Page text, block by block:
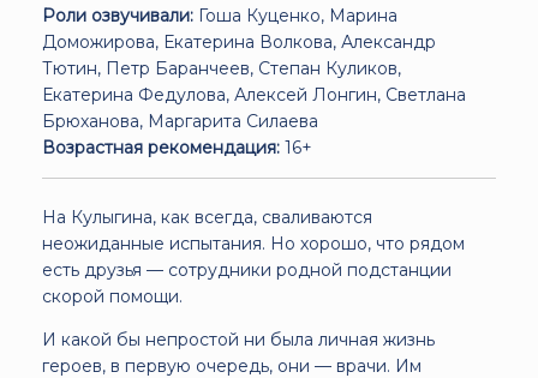
Роли озвучивали: Гоша Куценко, Марина
Доможирова, Екатерина Волкова, Александр
Тютин, Петр Баранчеев, Степан Куликов,
Екатерина Федулова, Алексей Лонгин, Светлана
Брюханова, Маргарита Силаева
Возрастная рекомендация: 16+
На Кулыгина, как всегда, сваливаются
неожиданные испытания. Но хорошо, что рядом
есть друзья — сотрудники родной подстанции
скорой помощи.
И какой бы непростой ни была личная жизнь
героев, в первую очередь, они — врачи. Им